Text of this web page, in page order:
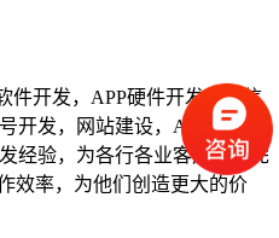
开发，网站建设，APP推广等
经验，为各行各业客户提供完
效率，为他们创造更大的价